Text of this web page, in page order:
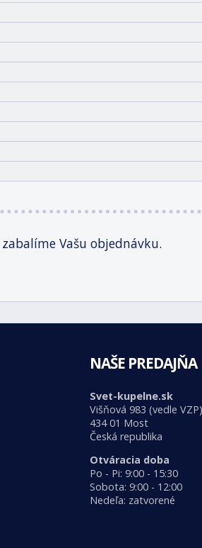
Vašu objednávku.
NAŠE PREDAJŇA
Svet-kupelne.sk
Višňová 983 (vedle VZP)
434 01 Most
Česká republika
Otváracia doba
Po - Pi: 9:00 - 15:30
Sobota: 9:00 - 12:00
Nedeľa: zatvorené